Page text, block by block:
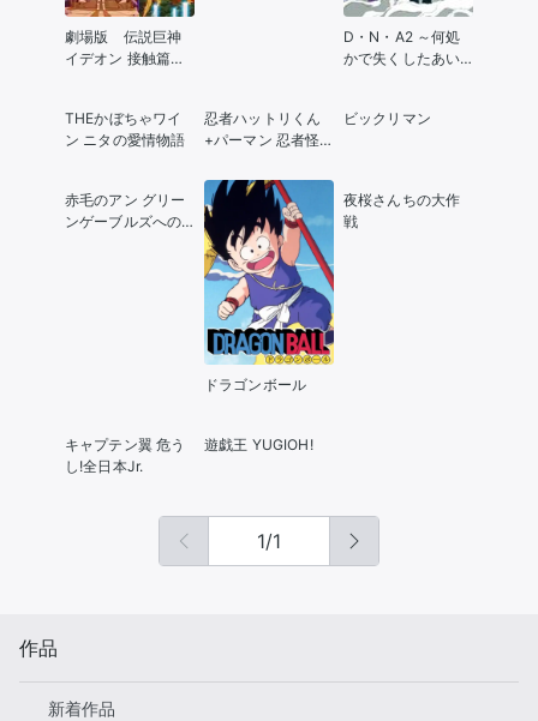
劇場版 伝説巨神
イデオン 接触篇／
D・N・A2 ～何処
かで失くしたあい
THEかぼちゃワイ
ン ニタの愛情物語
忍者ハットリくん
+パーマン 忍者怪
クル卵
ビックリマン
赤毛のアン グリー
ンゲーブルズへの
ドラゴンボール
夜桜さんちの大作
戦
キャプテン翼 危う
し!全日本Jr.
遊戯王 YUGIOH!
1/1
作品
新着作品